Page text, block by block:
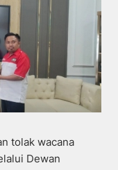
tolak wacana
Dewan